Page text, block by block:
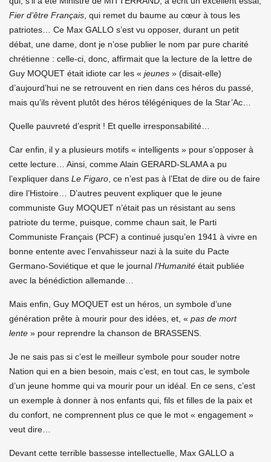
Fier d’être Français , qui remet du baume au cœur à tous les
patriotes… Ce Max GALLO s’est vu opposer, durant un petit
débat, une dame, dont je n’ose publier le nom par pure charité
chrétienne : celle-ci, donc, affirmait que la lecture de la lettre de
Guy MOQUET était idiote car les « jeunes » (disait-elle)
d’aujourd’hui ne se retrouvent en rien dans ces héros du passé,
mais qu’ils rèvent plutôt des héros télégéniques de la Star’Ac…
Quelle pauvreté d’esprit ! Et quelle irresponsabilité…
Car enfin, il y a plusieurs motifs « intelligents » pour s’opposer à
cette lecture… Ainsi, comme Alain GERARD-SLAMA a pu
l’expliquer dans Le Figaro , ce n’est pas à l’Etat de dire ou de faire
dire l’Histoire… D’autres peuvent expliquer que le jeune
communiste Guy MOQUET n’était pas un résistant au sens
patriote du terme, puisque, comme chaun sait, le Parti
Communiste Français (PCF) a continué jusqu’en 1941 à vivre en
bonne entente avec l’envahisseur nazi à la suite du Pacte
Germano-Soviétique et que le journal l’Humanité était publiée
avec la bénédiction allemande…
Mais enfin, Guy MOQUET est un héros, un symbole d’une
génération prête à mourir pour des idées, et, « pas de mort
lente » pour reprendre la chanson de BRASSENS.
Je ne sais pas si c’est le meilleur symbole pour souder notre
Nation qui en a bien besoin, mais c’est, en tout cas, le symbole
d’un jeune homme qui va mourir pour un idéal. En ce sens, c’est
un exemple à donner à nos enfants qui, fils et filles de la paix et
du confort, ne comprennent plus ce que le mot « engagement »
veut dire…
Devant cette terrible bassesse intellectuelle, Max GALLO a